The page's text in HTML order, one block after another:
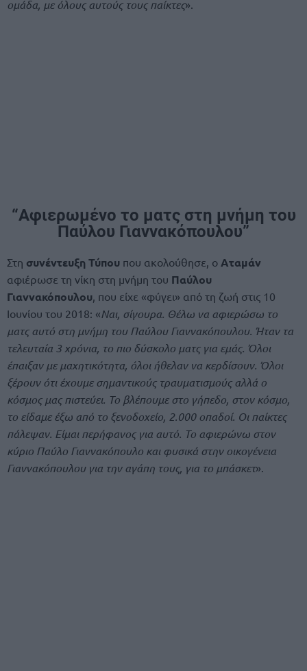
ομάδα, με όλους αυτούς τους παίκτες».
“Αφιερωμένο το ματς στη μνήμη του
Παύλου Γιαννακόπουλου”
Στη συνέντευξη Τύπου που ακολούθησε, ο Αταμάν
αφιέρωσε τη νίκη στη μνήμη του Παύλου
Γιαννακόπουλου , που είχε «φύγει» από τη ζωή στις 10
Ιουνίου του 2018: «Ναι, σίγουρα. Θέλω να αφιερώσω το
ματς αυτό στη μνήμη του Παύλου Γιαννακόπουλου. Ήταν τα
τελευταία 3 χρόνια, το πιο δύσκολο ματς για εμάς. Όλοι
έπαιξαν με μαχητικότητα, όλοι ήθελαν να κερδίσουν. Όλοι
ξέρουν ότι έχουμε σημαντικούς τραυματισμούς αλλά ο
κόσμος μας πιστεύει. Το βλέπουμε στο γήπεδο, στον κόσμο,
το είδαμε έξω από το ξενοδοχείο, 2.000 οπαδοί. Οι παίκτες
πάλεψαν. Είμαι περήφανος για αυτό. Το αφιερώνω στον
κύριο Παύλο Γιαννακόπουλο και φυσικά στην οικογένεια
Γιαννακόπουλου για την αγάπη τους, για το μπάσκετ».